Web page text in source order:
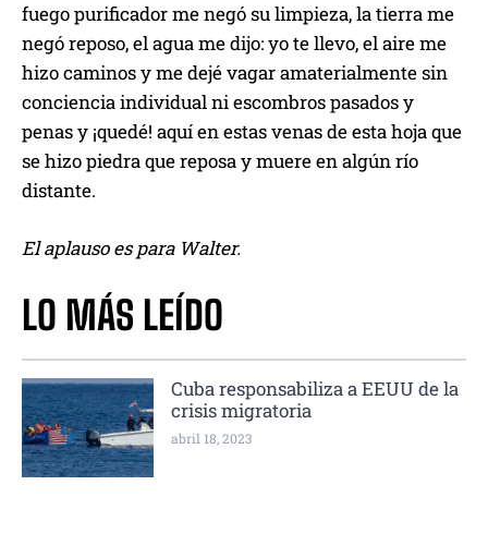
fuego purificador me negó su limpieza, la tierra me
negó reposo, el agua me dijo: yo te llevo, el aire me
hizo caminos y me dejé vagar amaterialmente sin
conciencia individual ni escombros pasados y
penas y ¡quedé! aquí en estas venas de esta hoja que
se hizo piedra que reposa y muere en algún río
distante.
El aplauso es para Walter.
LO MÁS LEÍDO
Cuba responsabiliza a EEUU de la
crisis migratoria
abril 18, 2023